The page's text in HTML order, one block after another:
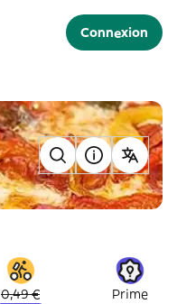
Connexion
0,49 € Prime